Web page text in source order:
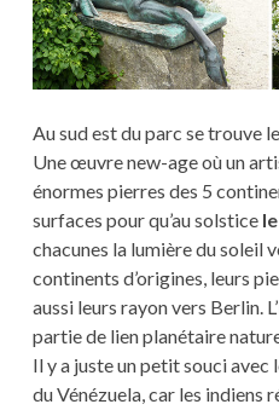
Au sud est du parc se trouve le
Une œuvre new-age où un
énormes pierres des 5
surfaces pour qu’au solstice
chacunes la lumière du soleil
continents d’origines, leurs
aussi leurs rayon vers Berlin.
partie de lien planétaire
Il y a juste un petit souci
du Vénézuela, car les indiens